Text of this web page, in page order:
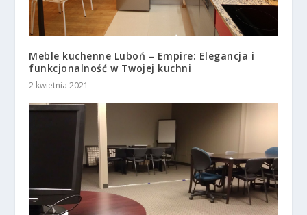
Meble kuchenne Luboń – Empire: Elegancja i
funkcjonalność w Twojej kuchni
2 kwietnia 2021